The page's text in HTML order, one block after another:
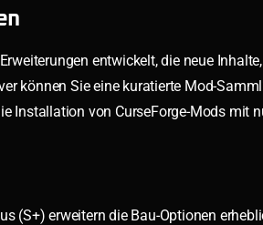
entwickelt, die neue
können Sie eine kuratierte Mod-
Installation von CurseForge-Mods mit
(S+) erweitern die Bau-Optionen